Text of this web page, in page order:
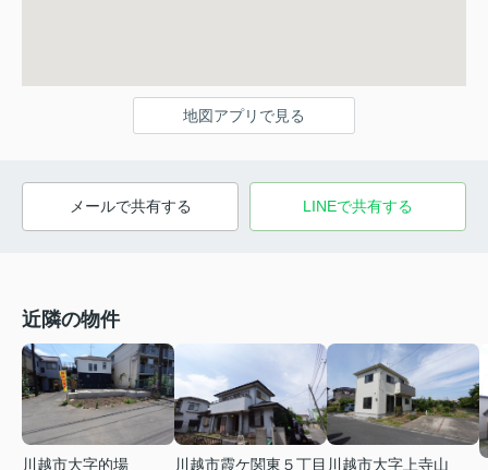
地図アプリで見る
メールで共有する LINEで共有する
近隣の物件
川越市大字的場
川越市霞ケ関東５丁目 川越市大字上寺山